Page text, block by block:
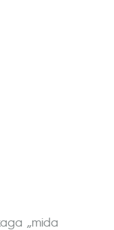
„mida